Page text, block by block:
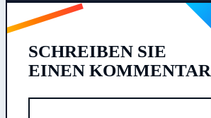
SCHREIBEN SIE
EINEN KOMMENTAR